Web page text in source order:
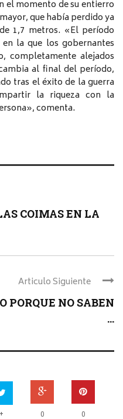
el momento de su entierro
que había perdido ya
1,7 metros. «El período
la que los gobernantes
completamente alejados
al final del período,
tras el éxito de la guerra
la riqueza con la
comenta.
COIMAS EN LA
Articulo Siguiente
PORQUE NO SABEN
...
+ 0 0